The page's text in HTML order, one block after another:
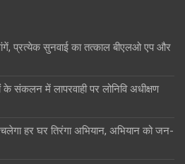
प्रत्येक सुनवाई का तत्काल बीएलओ एप और
में लापरवाही पर लोनिवि अधीक्षण
हर घर तिरंगा अभियान, अभियान को जन-